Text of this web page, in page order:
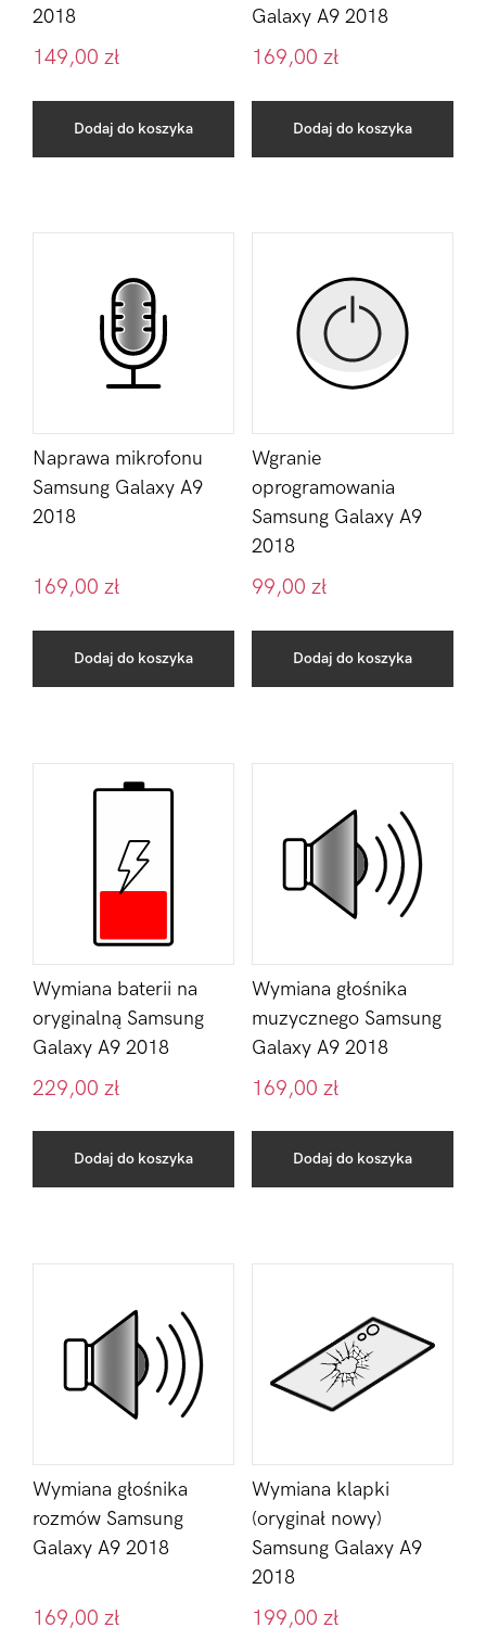
2018
149,00 zł
Dodaj do koszyka
Galaxy A9 2018
169,00 zł
Dodaj do koszyka
Naprawa mikrofonu
Samsung Galaxy A9
2018
169,00 zł
Dodaj do koszyka
Wgranie
oprogramowania
Samsung Galaxy A9
2018
99,00 zł
Dodaj do koszyka
Wymiana baterii na
oryginalną Samsung
Galaxy A9 2018
229,00 zł
Dodaj do koszyka
Wymiana głośnika
muzycznego Samsung
Galaxy A9 2018
169,00 zł
Dodaj do koszyka
Wymiana głośnika
rozmów Samsung
Galaxy A9 2018
169,00 zł
Wymiana klapki
(oryginał nowy)
Samsung Galaxy A9
2018
199,00 zł